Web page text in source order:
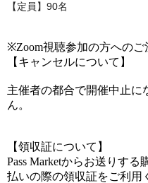
【定員】90名
※Zoom視聴参加の方へのご
【キャンセルについて】
主催者の都合で開催中止に
ん。
【領収証について】
Pass Marketからお送りす
払いの際の領収証をご利用